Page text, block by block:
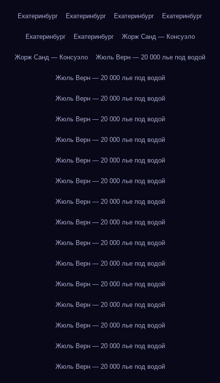
Екатеринбург Екатеринбург Екатеринбург Екатеринбург
Екатеринбург Екатеринбург Жорж Санд — Консуэло
Жорж Санд — Консуэло Жюль Верн — 20 000 лье под водой
Жюль Верн — 20 000 лье под водой
Жюль Верн — 20 000 лье под водой
Жюль Верн — 20 000 лье под водой
Жюль Верн — 20 000 лье под водой
Жюль Верн — 20 000 лье под водой
Жюль Верн — 20 000 лье под водой
Жюль Верн — 20 000 лье под водой
Жюль Верн — 20 000 лье под водой
Жюль Верн — 20 000 лье под водой
Жюль Верн — 20 000 лье под водой
Жюль Верн — 20 000 лье под водой
Жюль Верн — 20 000 лье под водой
Жюль Верн — 20 000 лье под водой
Жюль Верн — 20 000 лье под водой
Жюль Верн — 20 000 лье под водой